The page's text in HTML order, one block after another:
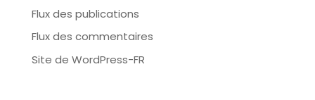
Flux des publications
Flux des commentaires
Site de WordPress-FR